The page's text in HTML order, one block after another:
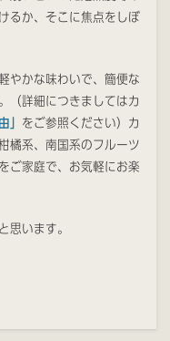
るか、そこに焦点をしぼ
やかな味わいで、簡便な
（詳細につきましてはカ
」 をご参照ください）カ
橘系、南国系のフルーツ
ご家庭で、お気軽にお楽
思います。